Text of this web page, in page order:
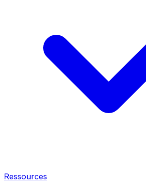
Ressources